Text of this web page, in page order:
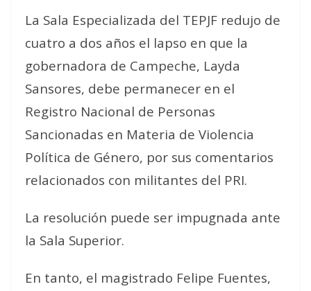
La Sala Especializada del TEPJF redujo de
cuatro a dos años el lapso en que la
gobernadora de Campeche, Layda
Sansores, debe permanecer en el
Registro Nacional de Personas
Sancionadas en Materia de Violencia
Política de Género, por sus comentarios
relacionados con militantes del PRI.
La resolución puede ser impugnada ante
la Sala Superior.
En tanto, el magistrado Felipe Fuentes,